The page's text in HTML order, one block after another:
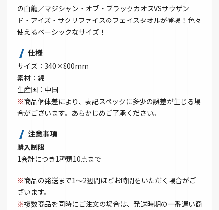
の白龍／マジシャン・オブ・ブラックカオスVSサウザン
ド・アイズ・サクリファイスのフェイスタオルが登場！色々
使えるベーシックなサイズ！
仕様
サイズ：340×800mm
素材：綿
生産国：中国
※商品個体差により、表記スペックに多少の誤差が生じる場
合がございます。あらかじめご了承ください。
注意事項
購入制限
1会計につき1種類10点まで
※商品の発送まで1～2週間ほどお時間をいただく場合がご
ざいます。
※複数商品を同時にご注文の場合は、発送時期の一番遅い商